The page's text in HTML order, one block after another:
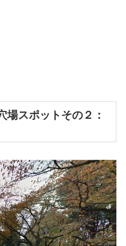
場スポットその２：